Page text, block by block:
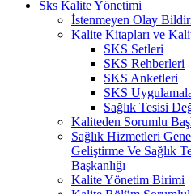
Sks Kalite Yönetimi
İstenmeyen Olay
Kalite Kitapları ve
SKS Setleri
SKS Rehberleri
SKS Anketleri
SKS
Sağlık Tesisi
Kaliteden Sorumlu
Sağlık Hizmetleri
Geliştirme Ve Sağlık
Başkanlığı
Kalite Yönetim Birimi